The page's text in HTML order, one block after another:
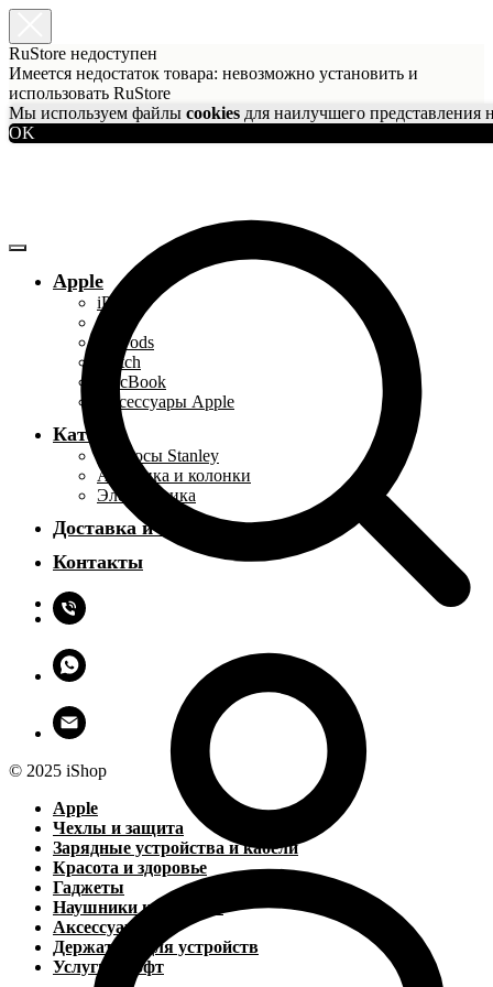
RuStore недоступен
Имеется недостаток товара: невозможно установить и
использовать RuStore
Мы используем файлы cookies для наилучшего представления
OK
Apple
iPhone
iPad
AirPods
Watch
MacBook
Аксессуары Apple
Каталог
Термосы Stanley
Акустика и колонки
Электроника
Доставка и оплата
Контакты
© 2025 iShop
Apple
Чехлы и защита
Зарядные устройства и кабели
Красота и здоровье
Гаджеты
Наушники и колонки
Аксессуары
Держатели для устройств
Услуги и софт